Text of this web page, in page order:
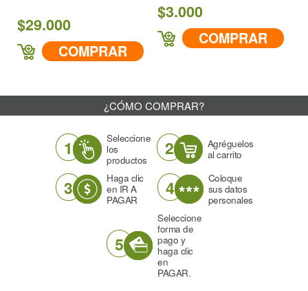
$29.000
COMPRAR
$3.000
COMPRAR
¿CÓMO COMPRAR?
1
Seleccione
los
productos
2
Agréguelos
al carrito
3
Haga clic
en IR A
PAGAR
4
Coloque
sus datos
personales
5
Seleccione
forma de
pago y
haga clic
en
PAGAR.